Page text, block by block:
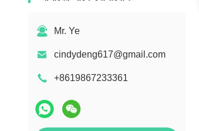
Mr. Ye
cindydeng617@gmail.com
+8619867233361